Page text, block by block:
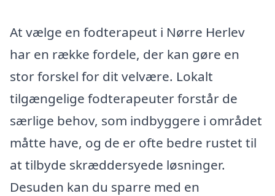
At vælge en fodterapeut i Nørre Herlev
har en række fordele, der kan gøre en
stor forskel for dit velvære. Lokalt
tilgængelige fodterapeuter forstår de
særlige behov, som indbyggere i området
måtte have, og de er ofte bedre rustet til
at tilbyde skræddersyede løsninger.
Desuden kan du sparre med en